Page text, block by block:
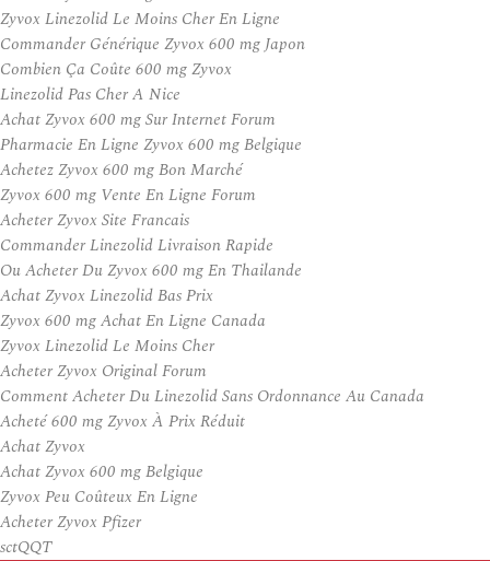
Zyvox Linezolid Le Moins Cher En Ligne
Commander Générique Zyvox 600 mg Japon
Combien Ça Coûte 600 mg Zyvox
Linezolid Pas Cher A Nice
Achat Zyvox 600 mg Sur Internet Forum
Pharmacie En Ligne Zyvox 600 mg Belgique
Achetez Zyvox 600 mg Bon Marché
Zyvox 600 mg Vente En Ligne Forum
Acheter Zyvox Site Francais
Commander Linezolid Livraison Rapide
Ou Acheter Du Zyvox 600 mg En Thailande
Achat Zyvox Linezolid Bas Prix
Zyvox 600 mg Achat En Ligne Canada
Zyvox Linezolid Le Moins Cher
Acheter Zyvox Original Forum
Comment Acheter Du Linezolid Sans Ordonnance Au Canada
Acheté 600 mg Zyvox À Prix Réduit
Achat Zyvox
Achat Zyvox 600 mg Belgique
Zyvox Peu Coûteux En Ligne
Acheter Zyvox Pfizer
sctQQT